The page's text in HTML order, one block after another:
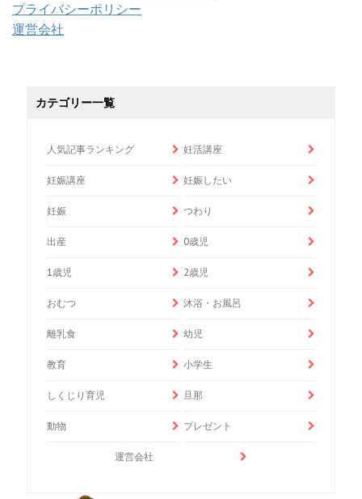
プライバシーポリシー
運営会社
カテゴリー一覧
人気記事ランキング 妊活講座
妊娠講座 妊娠したい
妊娠 つわり
出産 0歳児
1歳児 2歳児
おむつ 沐浴・お風呂
離乳食 幼児
教育 小学生
しくじり育児 旦那
動物 プレゼント
運営会社